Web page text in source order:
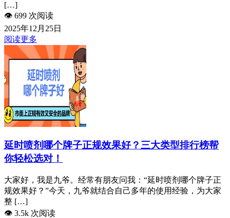
[…]
👁️ 699 次阅读
2025年12月25日
阅读更多
延时喷剂哪个牌子正规效果好？三大类型排行榜帮
你轻松选对！
大家好，我是九爷。经常有朋友问我：“延时喷剂哪个牌子正
规效果好？”今天，九爷就结合自己多年的使用经验，为大家
整 […]
👁️ 3.5k 次阅读